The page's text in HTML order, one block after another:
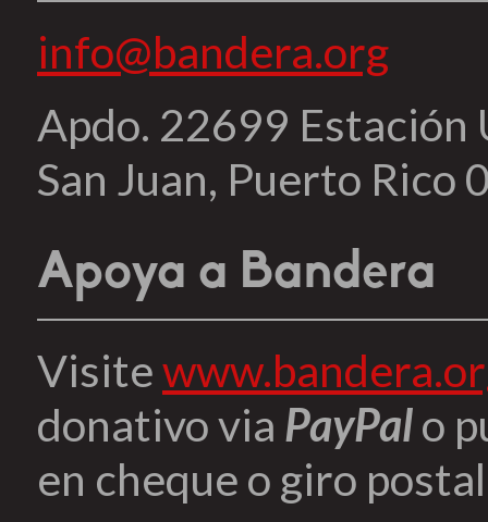
info@bandera.org
Apdo. 22699 Estación
San Juan, Puerto Rico
Apoya a Bandera
Visite
donativo via PayPalo
en cheque o giro